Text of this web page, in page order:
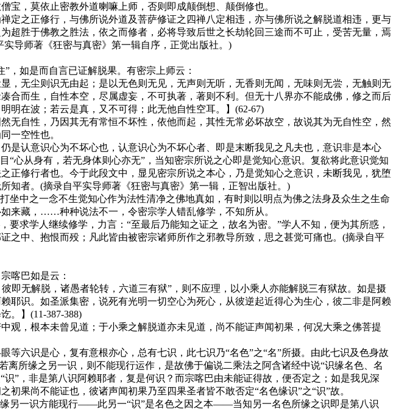
，莫依止密教外道喇嘛上师，否则即成颠倒想、颠倒修也。
之正修行，与佛所说外道及菩萨修证之四禅八定相违，亦与佛所说之解脱道相违，更与
超胜于佛教之胜法，依之而修者，必将导致后世之长劫轮回三途而不可止，受苦无量，焉
导师著《狂密与真密》第一辑自序，正觉出版社。)
如是而自言已证解脱果。有密宗上师云：
无尘则识无由起；是以无色则无见，无声则无听，无香则无闻，无味则无尝，无触则无
合而生，自性本空，尽属虚妄，不可执著，著则不利。但无十八界亦不能成佛，修之而后
明在波；若云是真，又不可得；此无他自性空耳。】(62-67)
自性，乃因其无有常恒不坏性，依他而起，其性无常必坏故空，故说其为无自性空，然
一空性也。
认意识心为不坏心也，认意识心为不坏心者、即是末断我见之凡夫也，意识非是本心
心从身有，若无身体则心亦无”，当知密宗所说之心即是觉知心意识。复欲将此意识觉知
正修行者也。今于此段文中，显见密宗所说之本心，乃是觉知心之意识，未断我见，犹堕
知者。(摘录自平实导师著《狂密与真密》第一辑，正智出版社。)
中之一念不生觉知心作为法性清净之佛地真如，有时则以明点为佛之法身及众生之生命
来藏，……种种说法不一，令密宗学人错乱修学，不知所从。
学人继续修学，力言：“至最后乃能知之证之，故名为密。”学人不知，便为其所惑，
之中、抱恨而殁；凡此皆由被密宗诸师所作之邪教导所致，思之甚觉可痛也。(摘录自平
喀巴如是云：
解脱，诸愚者轮转，六道三有狱”，则不应理，以小乘人亦能解脱三有狱故。如是摄
识。如圣派集密，说死有光明一切空心为死心，从彼逆起近得心为生心，彼二非是阿赖
。】(11-387-388)
，根本未曾见道；于小乘之解脱道亦未见道，尚不能证声闻初果，何况大乘之佛菩提
识是心，复有意根亦心，总有七识，此七识乃“名色”之“名”所摄。由此七识及色身故
所缘之另一识，则不能现行运作，是故佛于偏说二乘法之阿含诸经中说“识缘名色、名
”，非是第八识阿赖耶者，复是何识？而宗喀巴由未能证得故，便否定之；如是我见深
果尚不能证也，彼诸声闻初果乃至四果圣者皆不敢否定“名色缘识”之“识”故。
另一识方能现行——此另一“识”是名色之因之本——当知另一名色所缘之识即是第八识